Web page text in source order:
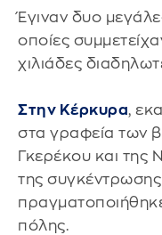
Έγιναν δυο
οποίες
χιλιάδες
Στην Κέρκυρα,
στα γραφεία των
Γκερέκου και της
της
πόλης.